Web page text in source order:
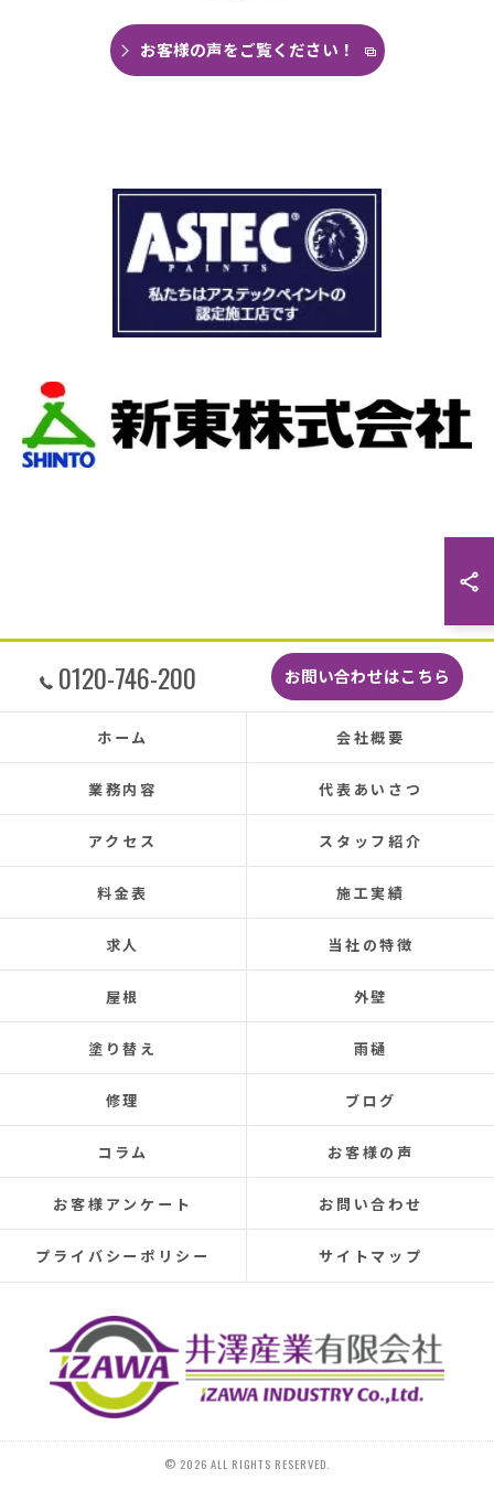
今回は絶対に原因を特定して修繕してほしいと
思い毎日口コミを見て井澤産業さんにたどり着
くことができました。
瓦の劣化がだいぶ進んでいて所々でヒビや1箇所
穴が空いているのもわりました。
本当は屋根全部を変えたいところでしたが、こ
の先10数年で住み替え予定なので瓦の差し替え
をお願いしました。
作業です。
当初夕方４時頃終了予定が、家にあった予備の
瓦まで使って瓦を差し替えてもらったので薄暗
くなるまで頑張っていただき頭の下がる思いで
しっかり直していただいたのでその後雨漏りも
もちろんなく、先日はかなりのドシャ降りでし
たがポツポツ音も一切ありませんでした。
本当に井澤さんにお願いしてよかったです、ま
た皆さまとても感じの良い方ばかりで安心して
お任せできました。
あと口コミを書いてくださった皆さまのおかげ
で井澤産業さんを知ることができました。
この場をお借りして感謝いたします。
この度は本当にありがとうございました。
今後ともよろしくお願いします！ (Translated by
Google) My 50-year-old house has been plagued by roof
leaks for about 20 years.
Three times so far, the ceiling has leaked, and although
the leaks were repaired each time, the problem was
never completely fixed.
Even after repairs, the dripping sound would reappear
elsewhere, making rainy days incredibly depressing.
This time, I was determined to have the cause identified
and repaired, so I searched online reviews daily and
finally found Izawa Sangyo.
From the initial estimate, it was completely different
from anything I'd experienced before.
They conducted a thorough leak investigation
throughout the morning, using drones, infrared sensors,
and inspecting the attic from the second-floor closet,
and were able to pinpoint the leak location.
They discovered that the roof tiles were significantly
deteriorated, with cracks in several places and even a
hole in one spot.
Ideally, I would have liked to replace the entire roof, but
since I plan to move in the next 10-15 years, I requested
お客様の声をご覧ください！
0120-746-200 お問い合わせはこちら
ホーム 会社概要
業務内容 代表あいさつ
アクセス スタッフ紹介
料金表 施工実績
求人 当社の特徴
屋根 外壁
塗り替え 雨樋
修理 ブログ
コラム お客様の声
お客様アンケート お問い合わせ
プライバシーポリシー サイトマップ
© 2026 ALL RIGHTS RESERVED.